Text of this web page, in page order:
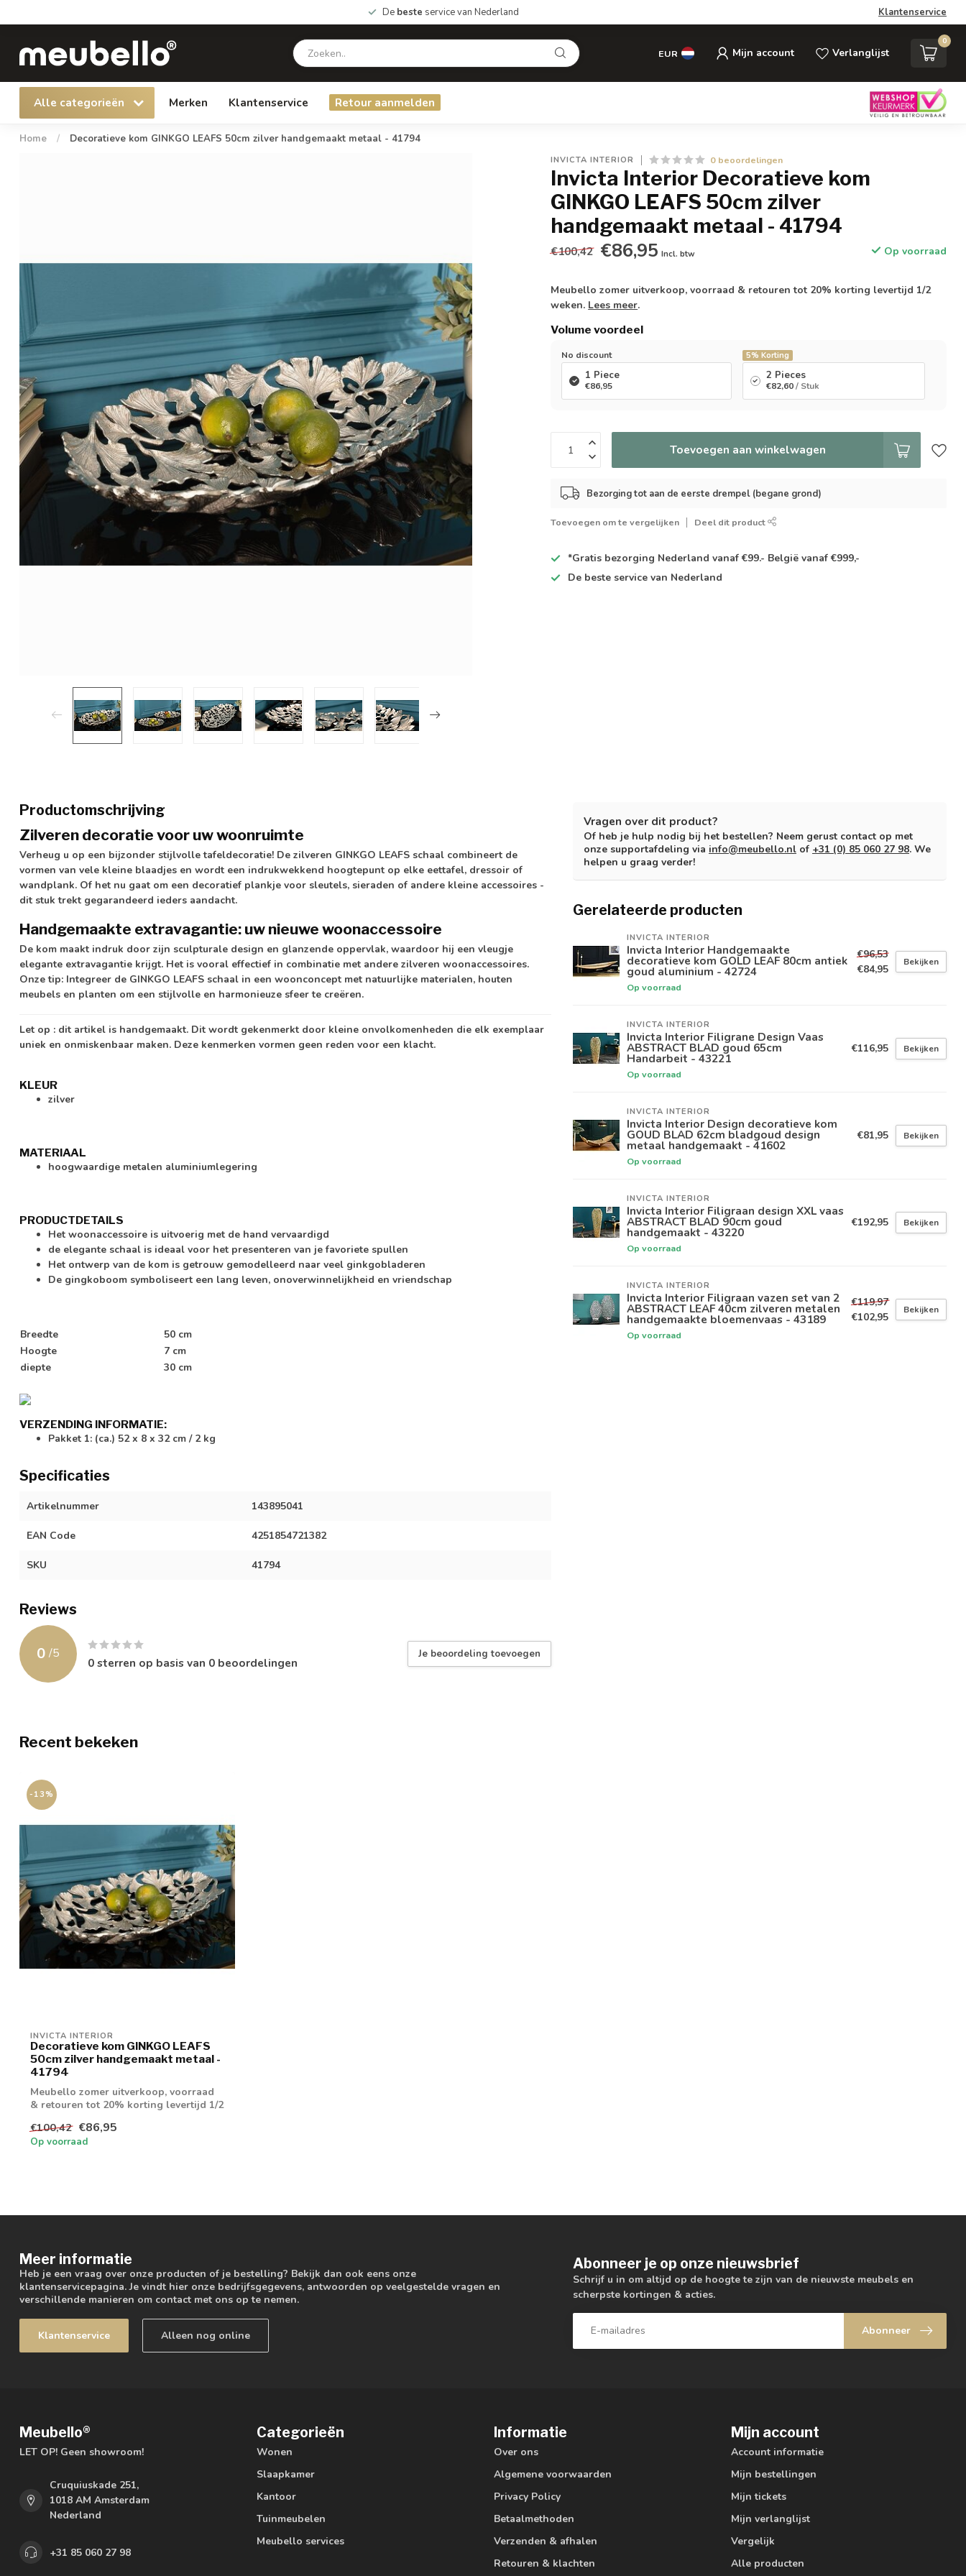
De beste service van Nederland Klantenservice
EUR Mijn account Verlanglijst
0
Alle categorieën Merken Klantenservice Retour aanmelden
Home / Decoratieve kom GINKGO LEAFS 50cm zilver handgemaakt metaal - 41794
INVICTA INTERIOR 0 beoordelingen
Invicta Interior Decoratieve kom
GINKGO LEAFS 50cm zilver
handgemaakt metaal - 41794
€100,42 €86,95 Incl. btw Op voorraad
Meubello zomer uitverkoop, voorraad & retouren tot 20% korting levertijd 1/2
weken. Lees meer.
Volume voordeel
No discount
1 Piece
€86,95
5% Korting
2 Pieces
€82,60 / Stuk
Toevoegen aan winkelwagen
Bezorging tot aan de eerste drempel (begane grond)
Toevoegen om te vergelijken Deel dit product
*Gratis bezorging Nederland vanaf €99.- België vanaf €999,-
De beste service van Nederland
Productomschrijving
Zilveren decoratie voor uw woonruimte
Verheug u op een bijzonder stijlvolle tafeldecoratie! De zilveren GINKGO LEAFS schaal combineert de
vormen van vele kleine blaadjes en wordt een indrukwekkend hoogtepunt op elke eettafel, dressoir of
wandplank. Of het nu gaat om een decoratief plankje voor sleutels, sieraden of andere kleine accessoires -
dit stuk trekt gegarandeerd ieders aandacht.
Handgemaakte extravagantie: uw nieuwe woonaccessoire
De kom maakt indruk door zijn sculpturale design en glanzende oppervlak, waardoor hij een vleugje
elegante extravagantie krijgt. Het is vooral effectief in combinatie met andere zilveren woonaccessoires.
Onze tip: Integreer de GINKGO LEAFS schaal in een woonconcept met natuurlijke materialen, houten
meubels en planten om een stijlvolle en harmonieuze sfeer te creëren.
Let op : dit artikel is handgemaakt. Dit wordt gekenmerkt door kleine onvolkomenheden die elk exemplaar
uniek en onmiskenbaar maken. Deze kenmerken vormen geen reden voor een klacht.
KLEUR
zilver
MATERIAAL
hoogwaardige metalen aluminiumlegering
PRODUCTDETAILS
Het woonaccessoire is uitvoerig met de hand vervaardigd
de elegante schaal is ideaal voor het presenteren van je favoriete spullen
Het ontwerp van de kom is getrouw gemodelleerd naar veel ginkgobladeren
De gingkoboom symboliseert een lang leven, onoverwinnelijkheid en vriendschap
Breedte
50 cm
Hoogte
7 cm
diepte
30 cm
VERZENDING INFORMATIE:
Pakket 1: (ca.) 52 x 8 x 32 cm / 2 kg
Specificaties
Artikelnummer 143895041
EAN Code 4251854721382
SKU 41794
Reviews
0 /5
0sterren op basis van 0 beoordelingen
Je beoordeling toevoegen
Vragen over dit product?
Of heb je hulp nodig bij het bestellen? Neem gerust contact op met
onze supportafdeling via info@meubello.nl of +31 (0) 85 060 27 98. We
helpen u graag verder!
Gerelateerde producten
INVICTA INTERIOR
Invicta Interior Handgemaakte
decoratieve kom GOLD LEAF 80cm antiek
goud aluminium - 42724
Op voorraad
€96,53
€84,95
Bekijken
INVICTA INTERIOR
Invicta Interior Filigrane Design Vaas
ABSTRACT BLAD goud 65cm
Handarbeit - 43221
Op voorraad
€116,95 Bekijken
INVICTA INTERIOR
Invicta Interior Design decoratieve kom
GOUD BLAD 62cm bladgoud design
metaal handgemaakt - 41602
Op voorraad
€81,95 Bekijken
INVICTA INTERIOR
Invicta Interior Filigraan design XXL vaas
ABSTRACT BLAD 90cm goud
handgemaakt - 43220
Op voorraad
€192,95 Bekijken
INVICTA INTERIOR
Invicta Interior Filigraan vazen set van 2
ABSTRACT LEAF 40cm zilveren metalen
handgemaakte bloemenvaas - 43189
Op voorraad
€119,97
€102,95
Bekijken
Recent bekeken
-13%
INVICTA INTERIOR
Decoratieve kom GINKGO LEAFS
50cm zilver handgemaakt metaal -
41794
Meubello zomer uitverkoop, voorraad
& retouren tot 20% korting levertijd 1/2
€100,42 €86,95
Op voorraad
Meer informatie
Heb je een vraag over onze producten of je bestelling? Bekijk dan ook eens onze
klantenservicepagina. Je vindt hier onze bedrijfsgegevens, antwoorden op veelgestelde vragen en
verschillende manieren om contact met ons op te nemen.
Klantenservice Alleen nog online
Abonneer je op onze nieuwsbrief
Schrijf u in om altijd op de hoogte te zijn van de nieuwste meubels en
scherpste kortingen & acties.
Abonneer
Meubello®
LET OP! Geen showroom!
Cruquiuskade 251,
1018 AM Amsterdam
Nederland
+31 85 060 27 98
Categorieën
Wonen
Slaapkamer
Kantoor
Tuinmeubelen
Meubello services
Informatie
Over ons
Algemene voorwaarden
Privacy Policy
Betaalmethoden
Verzenden & afhalen
Retouren & klachten
Mijn account
Account informatie
Mijn bestellingen
Mijn tickets
Mijn verlanglijst
Vergelijk
Alle producten